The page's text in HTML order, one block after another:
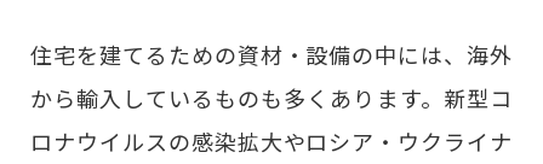
住宅を建てるための資材・設備の中には、海外
から輸入しているものも多くあります。新型コ
ロナウイルスの感染拡大やロシア・ウクライナ